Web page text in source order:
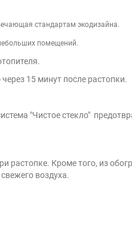
стандартам экодизайна.
помещений.
15 минут после растопки.
"Чистое стекло"
растопке. Кроме того, из
воздуха.